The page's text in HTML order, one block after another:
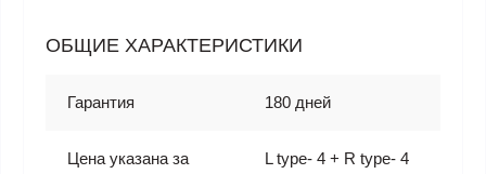
ОБЩИЕ ХАРАКТЕРИСТИКИ
Гарантия 180 дней
Цена указана за
L type- 4 + R type- 4